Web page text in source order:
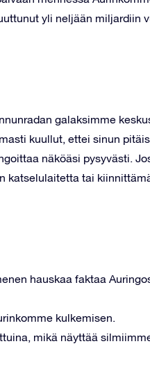
yli neljään miljardiin
galaksimme
kuullut, ettei sinun
näköäsi pysyvästi.
katselulaitetta tai
hauskaa faktaa
kulkemisen.
mikä näyttää